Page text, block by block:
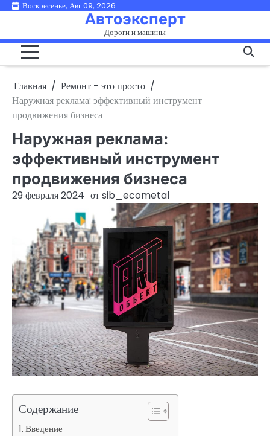
ПерейтиВоскресенье, Авг 09, 2026
Автоэксперт
Дороги и машины
Главная
Ремонт - это просто
Наружная реклама: эффективный инструмент
продвижения бизнеса
Наружная реклама:
эффективный инструмент
продвижения бизнеса
29 февраля 2024 отsib_ecometal
Содержание
Введение